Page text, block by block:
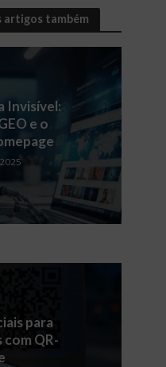
artigos também
Invisível:
e o
para
com QR-